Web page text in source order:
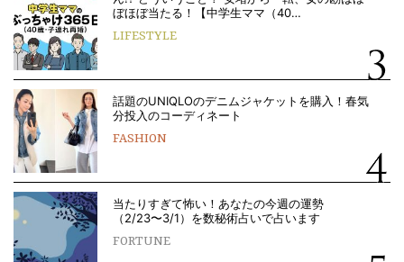
ぼほぼ当たる！【中学生ママ（40…
LIFESTYLE
話題のUNIQLOのデニムジャケットを購入！春気
分投入のコーディネート
FASHION
当たりすぎて怖い！あなたの今週の運勢
（2/23〜3/1）を数秘術占いで占います
FORTUNE